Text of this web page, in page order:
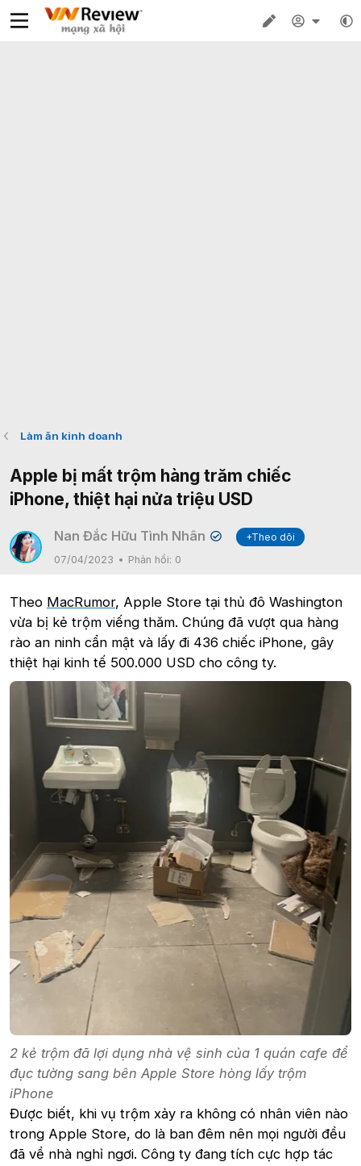
Làm ăn kinh doanh
Apple bị mất trộm hàng trăm chiếc
iPhone, thiệt hại nửa triệu USD
Nan Đắc Hữu Tình Nhân ✔
+Theo dõi
07/04/2023
Phản hồi: 0
Theo MacRumor, Apple Store tại thủ đô Washington
vừa bị kẻ trộm viếng thăm. Chúng đã vượt qua hàng
rào an ninh cẩn mật và lấy đi 436 chiếc iPhone, gây
thiệt hại kinh tế 500.000 USD cho công ty.
2 kẻ trộm đã lợi dụng nhà vệ sinh của 1 quán cafe để
đục tường sang bên Apple Store hòng lấy trộm
iPhone
Được biết, khi vụ trộm xảy ra không có nhân viên nào
trong Apple Store, do là ban đêm nên mọi người đều
đã về nhà nghỉ ngơi. Công ty đang tích cực hợp tác